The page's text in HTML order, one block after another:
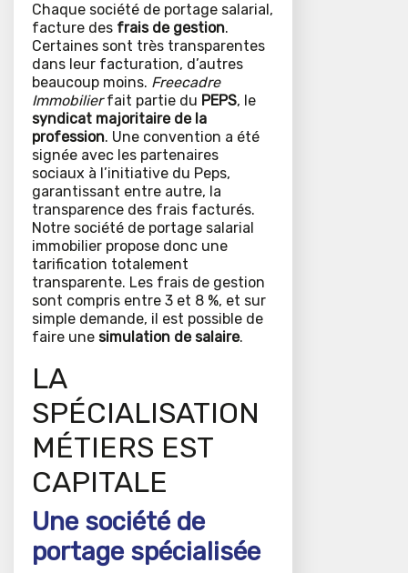
Chaque société de portage salarial,
facture des frais de gestion.
Certaines sont très transparentes
dans leur facturation, d’autres
beaucoup moins. Freecadre
Immobilierfait partie du PEPS, le
syndicat majoritaire de la
profession. Une convention a été
signée avec les partenaires
sociaux à l’initiative du Peps,
garantissant entre autre, la
transparence des frais facturés.
Notre société de portage salarial
immobilier propose donc une
tarification totalement
transparente. Les frais de gestion
sont compris entre 3 et 8 %, et sur
simple demande, il est possible de
faire une simulation de salaire.
LA
SPÉCIALISATION
MÉTIERS EST
CAPITALE
Une société de
portage spécialisée